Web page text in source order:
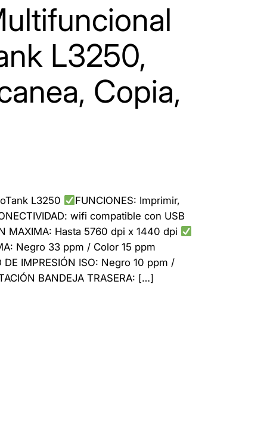
L3250,
Copia,
L3250
FUNCIONES: Imprimir,
wifi compatible con USB
MAXIMA: Hasta 5760 dpi x 1440 dpi
Negro 33 ppm / Color 15 ppm
DE IMPRESIÓN ISO: Negro 10 ppm /
BANDEJA TRASERA: […]